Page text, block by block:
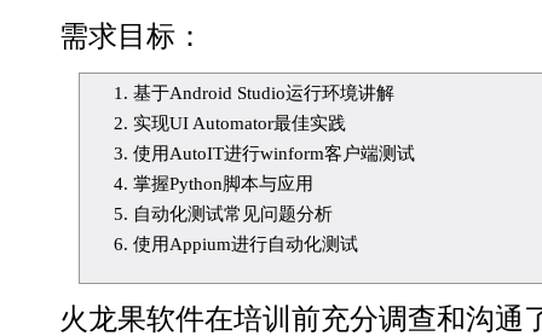
需求目标：
基于Android Studio运行环境讲解
实现UI Automator最佳实践
使用AutoIT进行winform客户端测试
掌握Python脚本与应用
自动化测试常见问题分析
使用Appium进行自动化测试
火龙果软件在培训前充分调查和沟通